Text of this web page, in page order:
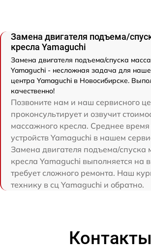
Замена двигателя подъема/
кресла Yamaguchi
Замена двигателя подъема/спуска
Yamaguchi - несложная задача для
центра Yamaguchi в Новосибирске.
качественно!
Позвоните нам и наш сервисного
проконсультирует и озвучит
массажного кресла. Среднее
устройств Yamaguchi в нашем
Замена двигателя подъема/спуска
кресла Yamaguchi выполняется на
требует сложного ремонта. Наш
технику в сц Yamaguchi и обратно.
Контакты